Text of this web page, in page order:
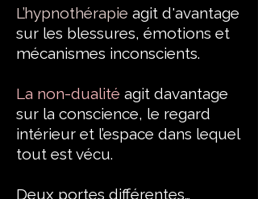
L’hypnothérapie agit d'avantage
sur les blessures, émotions et
mécanismes inconscients.
La non-dualité agit davantage
sur la conscience, le regard
intérieur et l’espace dans lequel
tout est vécu.
Deux portes différentes…